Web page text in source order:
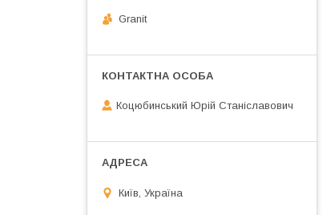
Granit
Коцюбинський Юрій Станіславович
Київ, Україна